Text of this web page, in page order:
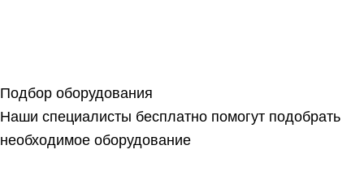
Подбор оборудования
Наши специалисты бесплатно помогут подобрать
необходимое оборудование